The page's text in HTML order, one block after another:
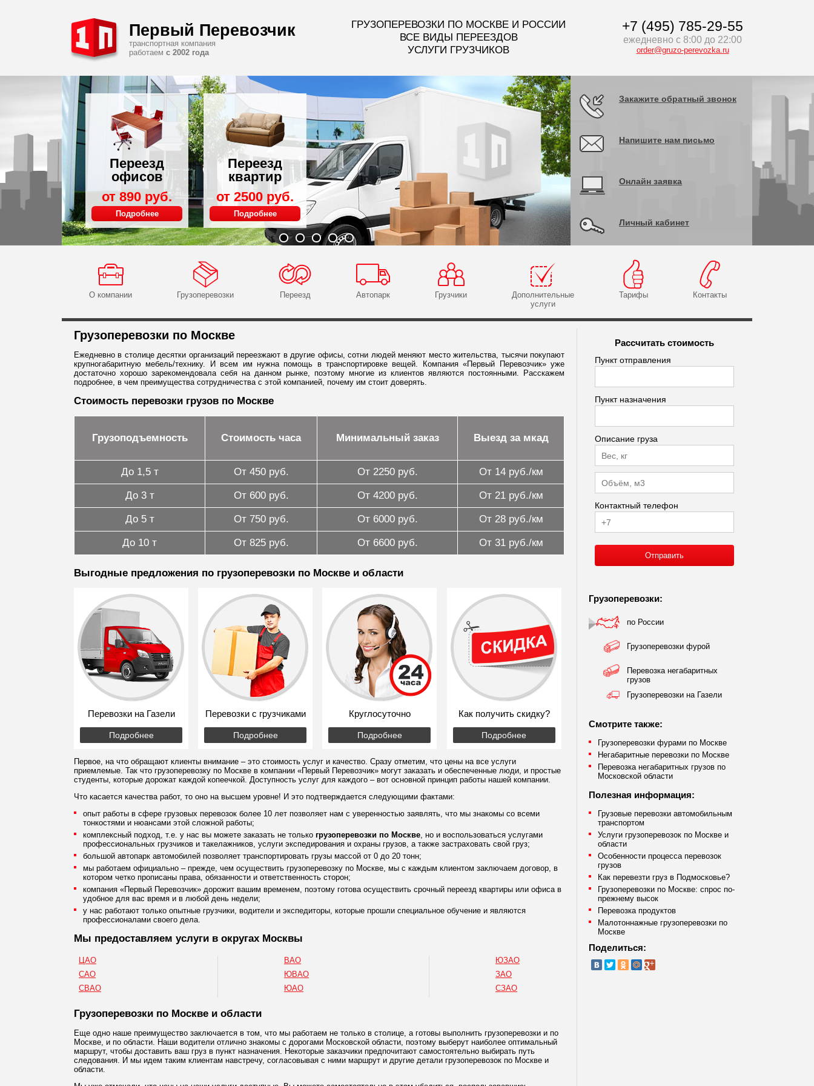
Первый Перевозчик
транспортная компания
работаем с 2002 года
ГРУЗОПЕРЕВОЗКИ ПО МОСКВЕ И РОССИИ
ВСЕ ВИДЫ ПЕРЕЕЗДОВ
УСЛУГИ ГРУЗЧИКОВ
+7 (495) 785-29-55
ежедневно с 8:00 до 22:00
order@gruzo-perevozka.ru
Переезд
квартир
от 2500 руб.
Подробнее
Закажите обратный звонок
Напишите нам письмо
Ваше Имя
E-mail*
Сообщение*
Онлайн заявка
Личный кабинет
О компании Грузоперевозки Переезд Автопарк Грузчики
Дополнительные
услуги
Тарифы Контакты
Грузоперевозки по Москве
Ежедневно в столице десятки организаций переезжают в другие офисы, сотни людей меняют место жительства, тысячи покупают
крупногабаритную мебель/технику. И всем им нужна помощь в транспортировке вещей. Компания «Первый Перевозчик» уже
достаточно хорошо зарекомендовала себя на данном рынке, поэтому многие из клиентов являются постоянными. Расскажем
подробнее, в чем преимущества сотрудничества с этой компанией, почему им стоит доверять.
Стоимость перевозки грузов по Москве
Грузоподъемность Стоимость часа Минимальный заказ Выезд за мкад
До 1,5 т От 450 руб. От 2250 руб. От 14 руб./км
До 3 т От 600 руб. От 4200 руб. От 21 руб./км
До 5 т От 750 руб. От 6000 руб. От 28 руб./км
До 10 т От 825 руб. От 6600 руб. От 31 руб./км
Выгодные предложения по грузоперевозки по Москве и области
Перевозки на Газели
Подробнее
Перевозки с грузчиками
Подробнее
Круглосуточно
Подробнее
Как получить скидку?
Подробнее
Первое, на что обращают клиенты внимание – это стоимость услуг и качество. Сразу отметим, что цены на все услуги
приемлемые. Так что грузоперевозку по Москве в компании «Первый Перевозчик» могут заказать и обеспеченные люди, и простые
студенты, которые дорожат каждой копеечкой. Доступность услуг для каждого – вот основной принцип работы нашей компании.
Что касается качества работ, то оно на высшем уровне! И это подтверждается следующими фактами:
опыт работы в сфере грузовых перевозок более 10 лет позволяет нам с уверенностью заявлять, что мы знакомы со всеми
тонкостями и нюансами этой сложной работы;
комплексный подход, т.е. у нас вы можете заказать не только грузоперевозки по Москве, но и воспользоваться услугами
профессиональных грузчиков и такелажников, услуги экспедирования и охраны грузов, а также застраховать свой груз;
большой автопарк автомобилей позволяет транспортировать грузы массой от 0 до 20 тонн;
мы работаем официально – прежде, чем осуществить грузоперевозку по Москве, мы с каждым клиентом заключаем договор, в
котором четко прописаны права, обязанности и ответственность сторон;
компания «Первый Перевозчик» дорожит вашим временем, поэтому готова осуществить срочный переезд квартиры или офиса в
удобное для вас время и в любой день недели;
у нас работают только опытные грузчики, водители и экспедиторы, которые прошли специальное обучение и являются
профессионалами своего дела.
Мы предоставляем услуги в округах Москвы
ЦАО
САО
СВАО
ВАО
ЮВАО
ЮАО
ЮЗАО
ЗАО
СЗАО
Грузоперевозки по Москве и области
Еще одно наше преимущество заключается в том, что мы работаем не только в столице, а готовы выполнить грузоперевозки и по
Москве, и по области. Наши водители отлично знакомы с дорогами Московской области, поэтому выберут наиболее оптимальный
маршрут, чтобы доставить ваш груз в пункт назначения. Некоторые заказчики предпочитают самостоятельно выбирать путь
следования. И мы идем таким клиентам навстречу, согласовывая с ними маршрут и другие детали грузоперевозок по Москве и
области.
Рассчитать стоимость
Пункт отправления
Пункт назначения
Описание груза
Контактный телефон
Грузоперевозки:
по России
Грузоперевозки фурой
Перевозка негабаритных
грузов
Грузоперевозки на Газели
Смотрите также:
Грузоперевозки фурами по Москве
Негабаритные перевозки по Москве
Перевозка негабаритных грузов по
Московской области
Полезная информация:
Грузовые перевозки автомобильным
транспортом
Услуги грузоперевозок по Москве и
области
Особенности процесса перевозок
грузов
Как перевезти груз в Подмосковье?
Грузоперевозки по Москве: спрос по-
прежнему высок
Перевозка продуктов
Малотоннажные грузоперевозки по
Москве
Поделиться: